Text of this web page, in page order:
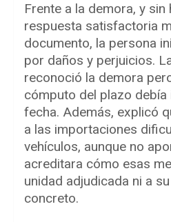
Frente a la demora, y
respuesta satisfactoria
documento, la persona
por daños y perjuicios.
reconoció la demora
cómputo del plazo
fecha. Además, explicó
a las importaciones
vehículos, aunque no
acreditara cómo esas
unidad adjudicada ni a
concreto.